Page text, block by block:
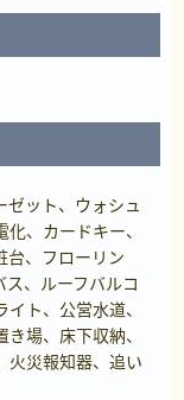
ット、ウォシュ
、カードキー、
台、フローリン
、ルーフバルコ
ト、公営水道、
場、床下収納、
火災報知器、追い